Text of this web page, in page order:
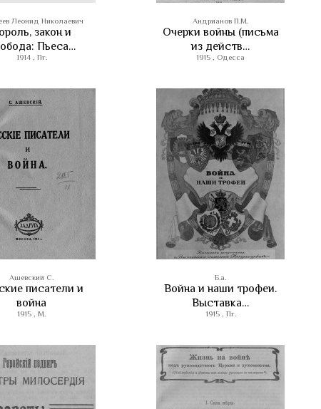
Леонид Николаевич
закон и
Пьеса…
1914 , Пг.
Андрианов П.М.
Очерки войны (письма
из действ…
1915 , Одесса
Ашевский С.
писатели и
война
1915 , М.
Б.а.
Война и наши трофеи.
Выставка…
1915 , Пг.